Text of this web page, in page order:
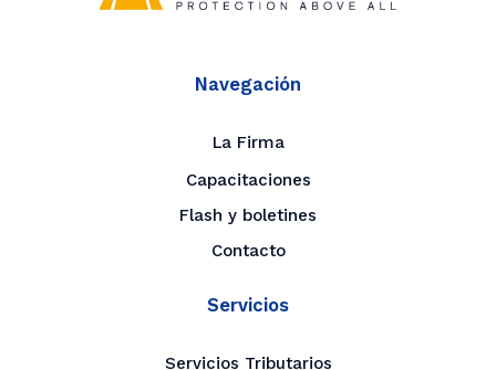
Navegación
La Firma
Capacitaciones
Flash y boletines
Contacto
Servicios
Servicios Tributarios